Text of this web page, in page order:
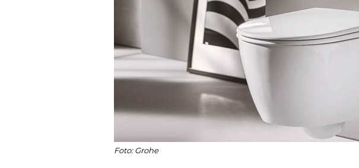
Foto: Grohe